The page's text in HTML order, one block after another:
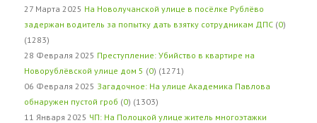
27 Марта 2025 На Новолучанской улице в посёлке Рублёво
задержан водитель за попытку дать взятку сотрудникам ДПС (0)
(1283)
28 Февраля 2025 Преступление: Убийство в квартире на
Новорублёвской улице дом 5 (0) (1271)
06 Февраля 2025 Загадочное: На улице Академика Павлова
обнаружен пустой гроб (0) (1303)
11 Января 2025 ЧП: На Полоцкой улице житель многоэтажки